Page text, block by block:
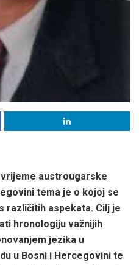
austrougarske
tema je o kojoj se
različitih aspekata. Cilj je
hronologiju važnijih
jezika u
u Bosni i Hercegovini te